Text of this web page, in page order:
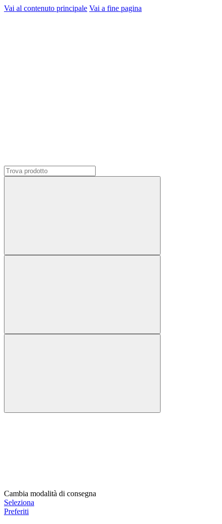
Vai al contenuto principale Vai a fine pagina
Cambia modalità di consegna
Seleziona
Preferiti